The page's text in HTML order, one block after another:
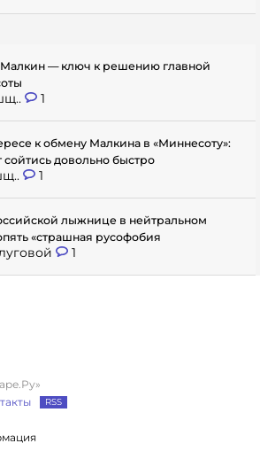
Малкин — ключ к решению главной
1
к обмену Малкина в «Миннесоту»:
сойтись довольно быстро
1
лыжнице в нейтральном
«страшная русофобия
1
RSS